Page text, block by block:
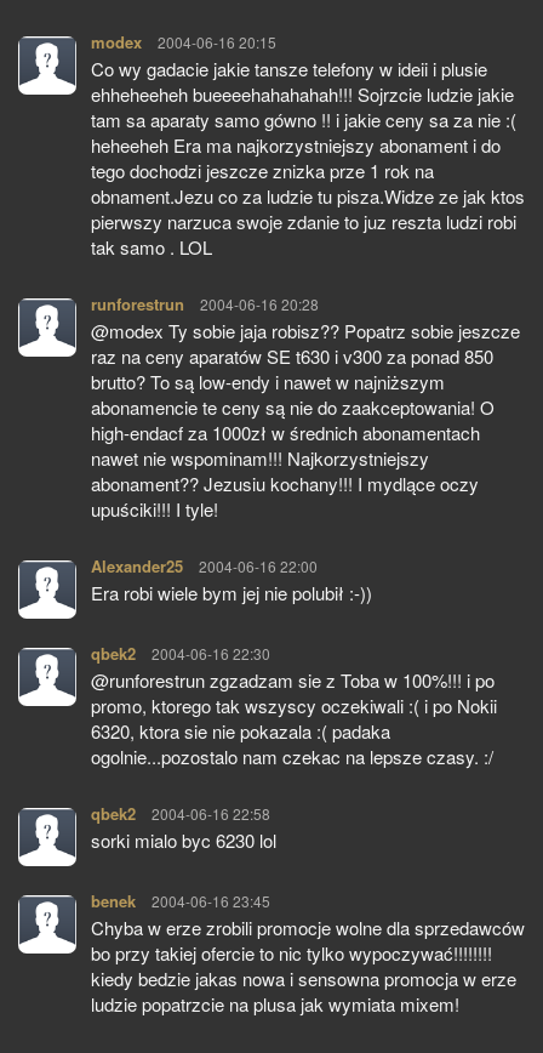
modex pisze:
2004-06-16 20:15
Co wy gadacie jakie tansze telefony w ideii i plusie
ehheheeheh bueeeehahahahah!!! Sojrzcie ludzie jakie
tam sa aparaty samo gówno !! i jakie ceny sa za nie :(
heheeheh Era ma najkorzystniejszy abonament i do
tego dochodzi jeszcze znizka prze 1 rok na
obnament.Jezu co za ludzie tu pisza.Widze ze jak ktos
pierwszy narzuca swoje zdanie to juz reszta ludzi robi
tak samo . LOL
runforestrun pisze:
2004-06-16 20:28
@modex Ty sobie jaja robisz?? Popatrz sobie jeszcze
raz na ceny aparatów SE t630 i v300 za ponad 850
brutto? To są low-endy i nawet w najniższym
abonamencie te ceny są nie do zaakceptowania! O
high-endacf za 1000zł w średnich abonamentach
nawet nie wspominam!!! Najkorzystniejszy
abonament?? Jezusiu kochany!!! I mydlące oczy
upuściki!!! I tyle!
Alexander25 pisze:
2004-06-16 22:00
Era robi wiele bym jej nie polubił :-))
qbek2 pisze:
2004-06-16 22:30
@runforestrun zgzadzam sie z Toba w 100%!!! i po
promo, ktorego tak wszyscy oczekiwali :( i po Nokii
6320, ktora sie nie pokazala :( padaka
ogolnie...pozostalo nam czekac na lepsze czasy. :/
qbek2 pisze:
2004-06-16 22:58
sorki mialo byc 6230 lol
benek pisze:
2004-06-16 23:45
Chyba w erze zrobili promocje wolne dla sprzedawców
bo przy takiej ofercie to nic tylko wypoczywać!!!!!!!!
kiedy bedzie jakas nowa i sensowna promocja w erze
ludzie popatrzcie na plusa jak wymiata mixem!